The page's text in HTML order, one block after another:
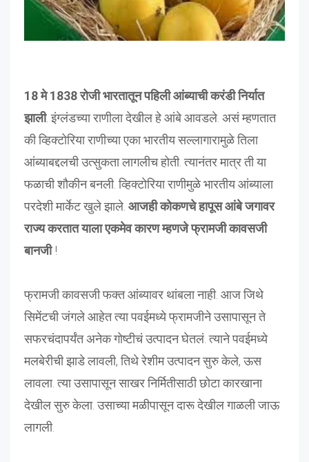
18 मे 1838 रोजी भारतातून पहिली आंब्याची करंडी निर्यात
झाली. इंग्लंडच्या राणीला देखील हे आंबे आवडले. असं म्हणतात
की व्हिक्टोरिया राणीच्या एका भारतीय सल्लागारामुळे तिला
आंब्याबद्दलची उत्सुकता लागलीच होती. त्यानंतर मात्र ती या
फळाची शौकीन बनली. व्हिक्टोरिया राणीमुळे भारतीय आंब्याला
परदेशी मार्केट खुले झाले. आजही कोकणचे हापूस आंबे जगावर
राज्य करतात याला एकमेव कारण म्हणजे फ्रामजी कावसजी
बानजी!
फ्रामजी कावसजी फक्त आंब्यावर थांबला नाही. आज जिथे
सिमेंटची जंगले आहेत त्या पवईमध्ये फ्रामजीने उसापासून ते
सफरचंदापर्यंत अनेक गोष्टीचं उत्पादन घेतलं. त्याने पवईमध्ये
मलबेरीची झाडे लावली, तिथे रेशीम उत्पादन सुरु केले, ऊस
लावला. त्या उसापासून साखर निर्मितीसाठी छोटा कारखाना
देखील सुरु केला. उसाच्या मळीपासून दारू देखील गाळली जाऊ
लागली.